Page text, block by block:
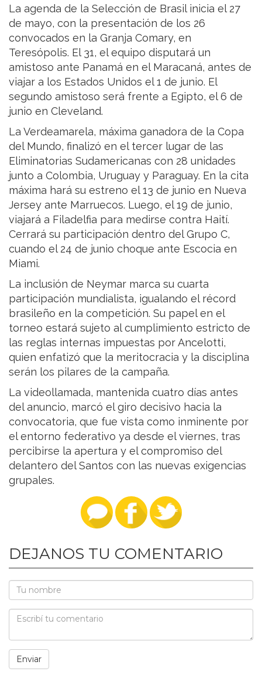
La agenda de la Selección de Brasil inicia el 27
de mayo, con la presentación de los 26
convocados en la Granja Comary, en
Teresópolis. El 31, el equipo disputará un
amistoso ante Panamá en el Maracaná, antes de
viajar a los Estados Unidos el 1 de junio. El
segundo amistoso será frente a Egipto, el 6 de
junio en Cleveland.
La Verdeamarela, máxima ganadora de la Copa
del Mundo, finalizó en el tercer lugar de las
Eliminatorias Sudamericanas con 28 unidades
junto a Colombia, Uruguay y Paraguay. En la cita
máxima hará su estreno el 13 de junio en Nueva
Jersey ante Marruecos. Luego, el 19 de junio,
viajará a Filadelfia para medirse contra Haití.
Cerrará su participación dentro del Grupo C,
cuando el 24 de junio choque ante Escocia en
Miami.
La inclusión de Neymar marca su cuarta
participación mundialista, igualando el récord
brasileño en la competición. Su papel en el
torneo estará sujeto al cumplimiento estricto de
las reglas internas impuestas por Ancelotti,
quien enfatizó que la meritocracia y la disciplina
serán los pilares de la campaña.
La videollamada, mantenida cuatro días antes
del anuncio, marcó el giro decisivo hacia la
convocatoria, que fue vista como inminente por
el entorno federativo ya desde el viernes, tras
percibirse la apertura y el compromiso del
delantero del Santos con las nuevas exigencias
grupales.
DEJANOS TU COMENTARIO